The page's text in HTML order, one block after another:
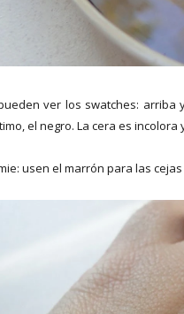
ver los swatches:
el negro. La cera es
usen el marrón para las